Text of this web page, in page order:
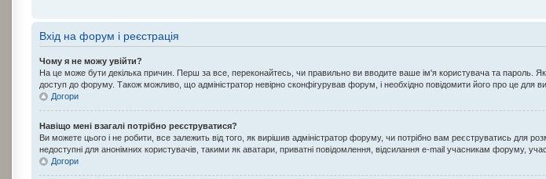
Вхід на форум і реєстрація
Чому я не можу увійти?
На це може бути декілька причин. Перш за все, переконайтесь, чи правильно ви вводите ваше ім'я користувача та пароль.
доступ до форуму. Також можливо, що адміністратор невірно сконфігурував форум, і необхідно повідомити його про це для
Догори
Навіщо мені взагалі потрібно реєструватися?
Ви можете цього і не робити, все залежить від того, як вирішив адміністратор форуму, чи потрібно вам реєструватись для
недоступні для анонімних користувачів, такими як аватари, приватні повідомлення, відсилання e-mail учасникам форуму,
Догори